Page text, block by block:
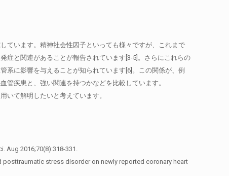
ています。精神社会性因子といっても様々ですが、これまで
症と関連があることが報告されています[3-5]。さらにこれらの
系に影響を与えることが知られています[6]。この関係が、例
疾患と、強い関連を持つかなどを比較しています。
いて解明したいと考えています。
Aug 2016;70(8):318-331.
posttraumatic stress disorder on newly reported coronary heart